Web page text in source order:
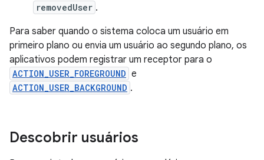
removedUser .
Para saber quando o sistema coloca um usuário em
primeiro plano ou envia um usuário ao segundo plano, os
aplicativos podem registrar um receptor para o
ACTION_USER_FOREGROUND e
ACTION_USER_BACKGROUND .
Descobrir usuários